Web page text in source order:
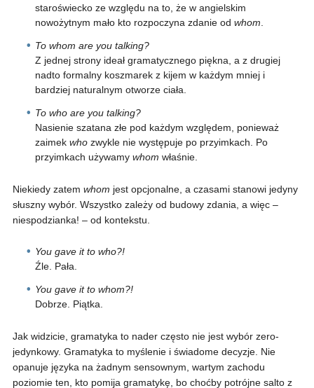
staroświecko ze względu na to, że w angielskim
nowożytnym mało kto rozpoczyna zdanie od whom.
To whom are you talking?
Z jednej strony ideał gramatycznego piękna, a z drugiej
nadto formalny koszmarek z kijem w każdym mniej i
bardziej naturalnym otworze ciała.
To who are you talking?
Nasienie szatana złe pod każdym względem, ponieważ
zaimek who zwykle nie występuje po przyimkach. Po
przyimkach używamy whom właśnie.
Niekiedy zatem whom jest opcjonalne, a czasami stanowi jedyny
słuszny wybór. Wszystko zależy od budowy zdania, a więc –
niespodzianka! – od kontekstu.
You gave it to who?!
Źle. Pała.
You gave it to whom?!
Dobrze. Piątka.
Jak widzicie, gramatyka to nader często nie jest wybór zero-
jedynkowy. Gramatyka to myślenie i świadome decyzje. Nie
opanuje języka na żadnym sensownym, wartym zachodu
poziomie ten, kto pomija gramatykę, bo choćby potrójne salto z